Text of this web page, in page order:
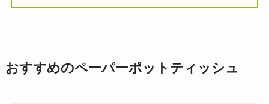
おすすめのペーパーポットティッシュ